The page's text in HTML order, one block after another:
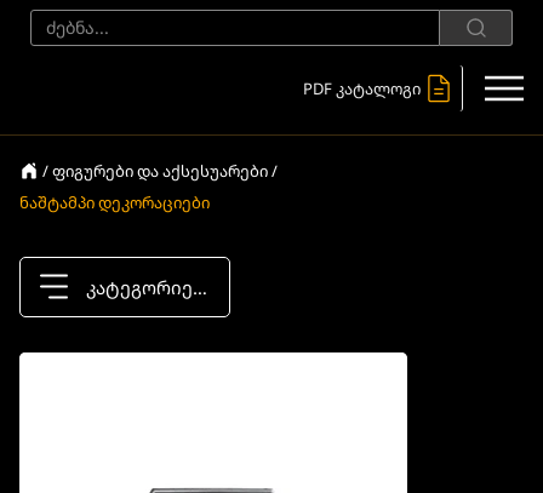
PDF კატალოგი
/ ფიგურები და აქსესუარები /
ნაშტამპი დეკორაციები
კატეგორიები